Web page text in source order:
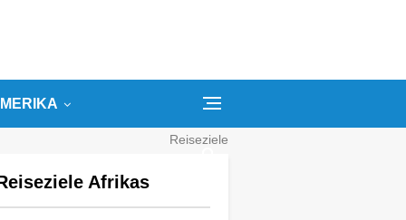
Reiseziele
Suchbegriffe
Afrikas